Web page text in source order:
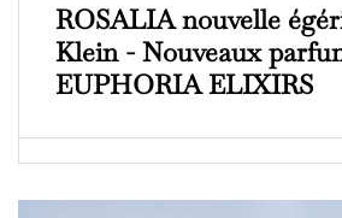
ROSALIA nouvelle
Klein - Nouveaux
EUPHORIA ELIXIRS